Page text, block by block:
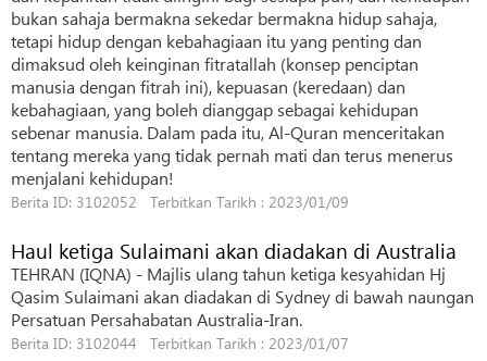
bukan sahaja bermakna sekedar bermakna hidup sahaja,
tetapi hidup dengan kebahagiaan itu yang penting dan
dimaksud oleh keinginan fitratallah (konsep penciptan
manusia dengan fitrah ini), kepuasan (keredaan) dan
kebahagiaan, yang boleh dianggap sebagai kehidupan
sebenar manusia. Dalam pada itu, Al-Quran menceritakan
tentang mereka yang tidak pernah mati dan terus menerus
menjalani kehidupan!
Berita ID: 3102052 Terbitkan Tarikh : 2023/01/09
Haul ketiga Sulaimani akan diadakan di Australia
TEHRAN (IQNA) - Majlis ulang tahun ketiga kesyahidan Hj
Qasim Sulaimani akan diadakan di Sydney di bawah naungan
Persatuan Persahabatan Australia-Iran.
Berita ID: 3102044 Terbitkan Tarikh : 2023/01/07